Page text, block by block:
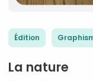
Édition
La nature